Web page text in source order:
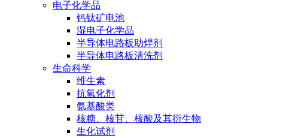
电子化学品
钙钛矿电池
湿电子化学品
半导体电路板助焊剂
半导体电路板清洗剂
生命科学
维生素
抗氧化剂
氨基酸类
核糖、核苷、核酸及其衍生物
生化试剂